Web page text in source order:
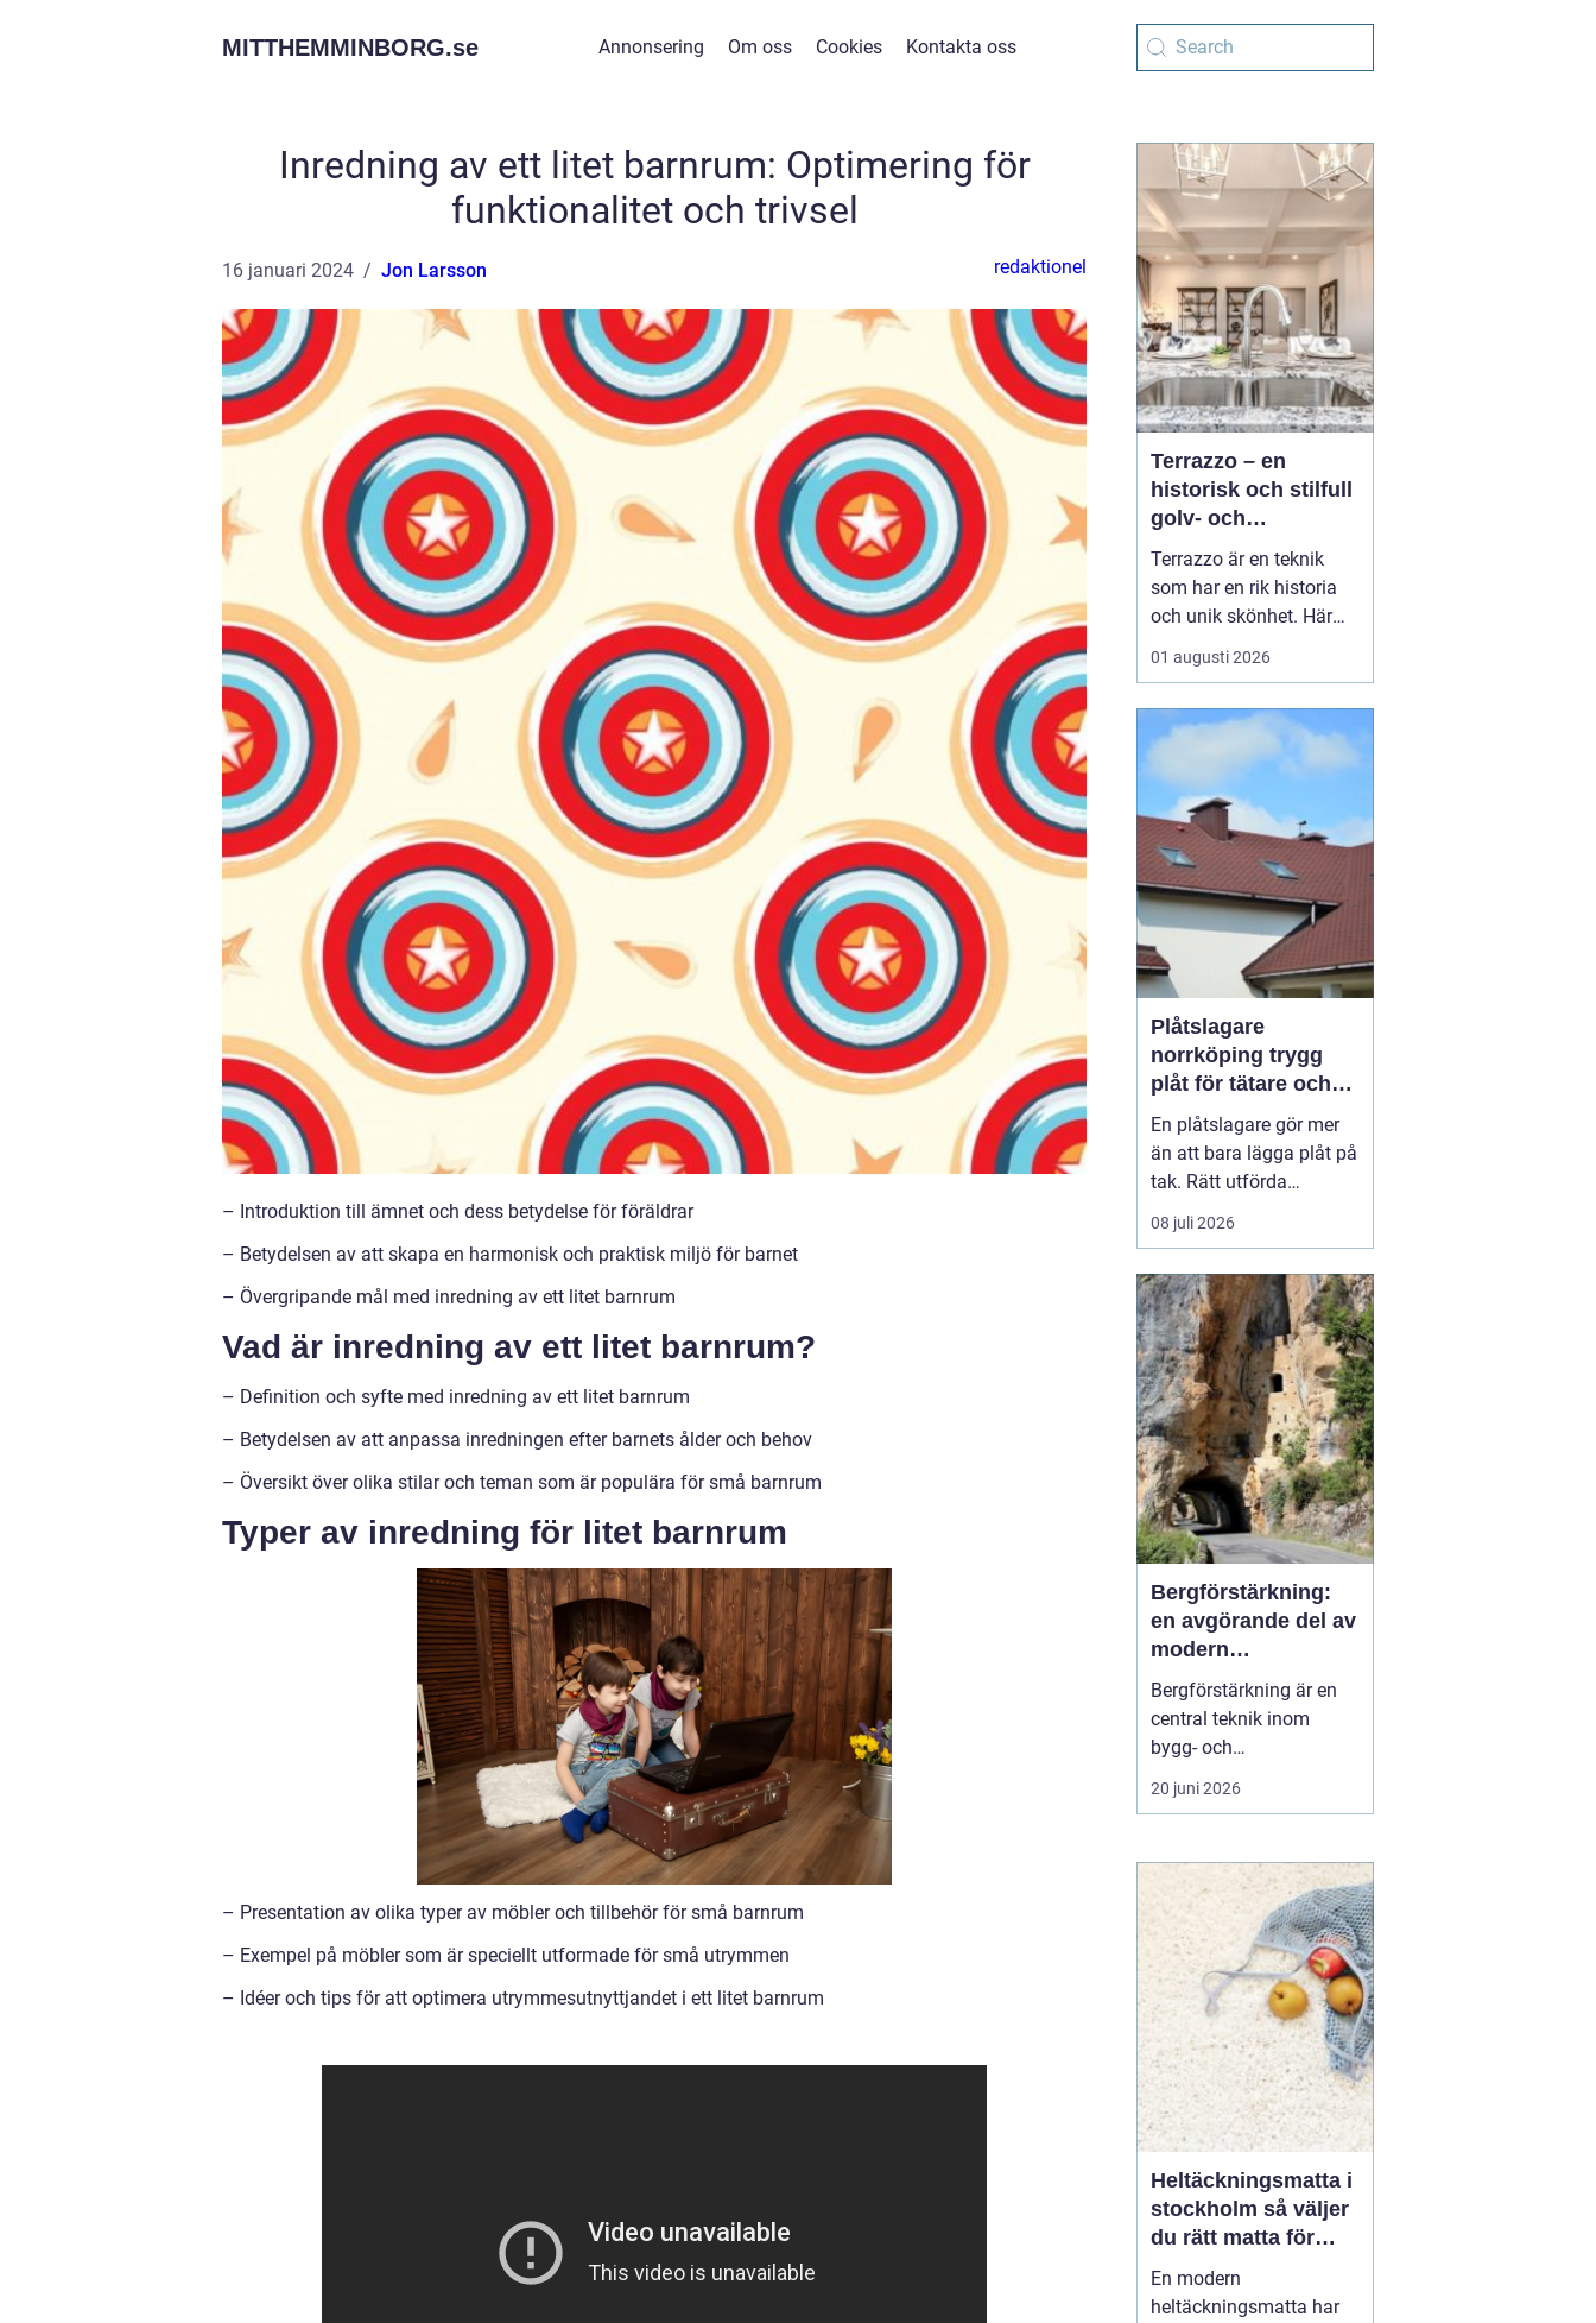
MITTHEMMINBORG.se Annonsering Om oss Cookies Kontakta oss
Inredning av ett litet barnrum: Optimering för
funktionalitet och trivsel
16 januari 2024 Jon Larsson redaktionel
– Introduktion till ämnet och dess betydelse för föräldrar
– Betydelsen av att skapa en harmonisk och praktisk miljö för barnet
– Övergripande mål med inredning av ett litet barnrum
Vad är inredning av ett litet barnrum?
– Definition och syfte med inredning av ett litet barnrum
– Betydelsen av att anpassa inredningen efter barnets ålder och behov
– Översikt över olika stilar och teman som är populära för små barnrum
Typer av inredning för litet barnrum
– Presentation av olika typer av möbler och tillbehör för små barnrum
– Exempel på möbler som är speciellt utformade för små utrymmen
– Idéer och tips för att optimera utrymmesutnyttjandet i ett litet barnrum
Terrazzo – en
historisk och stilfull
golv- och
bänkskivsteknik
Terrazzo är en teknik
som har en rik historia
och unik skönhet. Här
kommer vi att utforska
vad terrazzo är, dess
och varför det blivit så
populärt idag. Terrazzo
– tidlös d...
01 augusti 2026
Plåtslagare
norrköping trygg
plåt för tätare och
hållbarare hus
En plåtslagare gör mer
än att bara lägga plåt på
tak. Rätt utförda
plåtarbeten skyddar
huset mot läckage, röta
energiförluster under
många år framåt. I
Norrköping, där vädret
växlar mellan snö, regn
och blåst, blir kvaliteten
på plåtarbet...
08 juli 2026
Bergförstärkning:
en avgörande del av
modern
infrastruktur
Bergförstärkning är en
central teknik inom
bygg- och
ingenjörsarbete, särskilt i
områden där berg och
en avgörande roll. Denna
metod säkerställer både
säkerhet och h...
20 juni 2026
Heltäckningsmatta i
stockholm så väljer
du rätt matta för
hem och kontor
En modern
heltäckningsmatta har